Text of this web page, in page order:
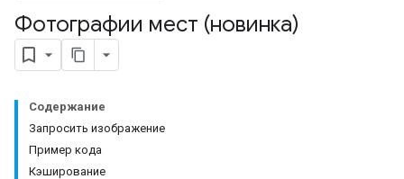
Фотографии мест (новинка)
Содержание
Запросить изображение
Пример кода
Кэширование